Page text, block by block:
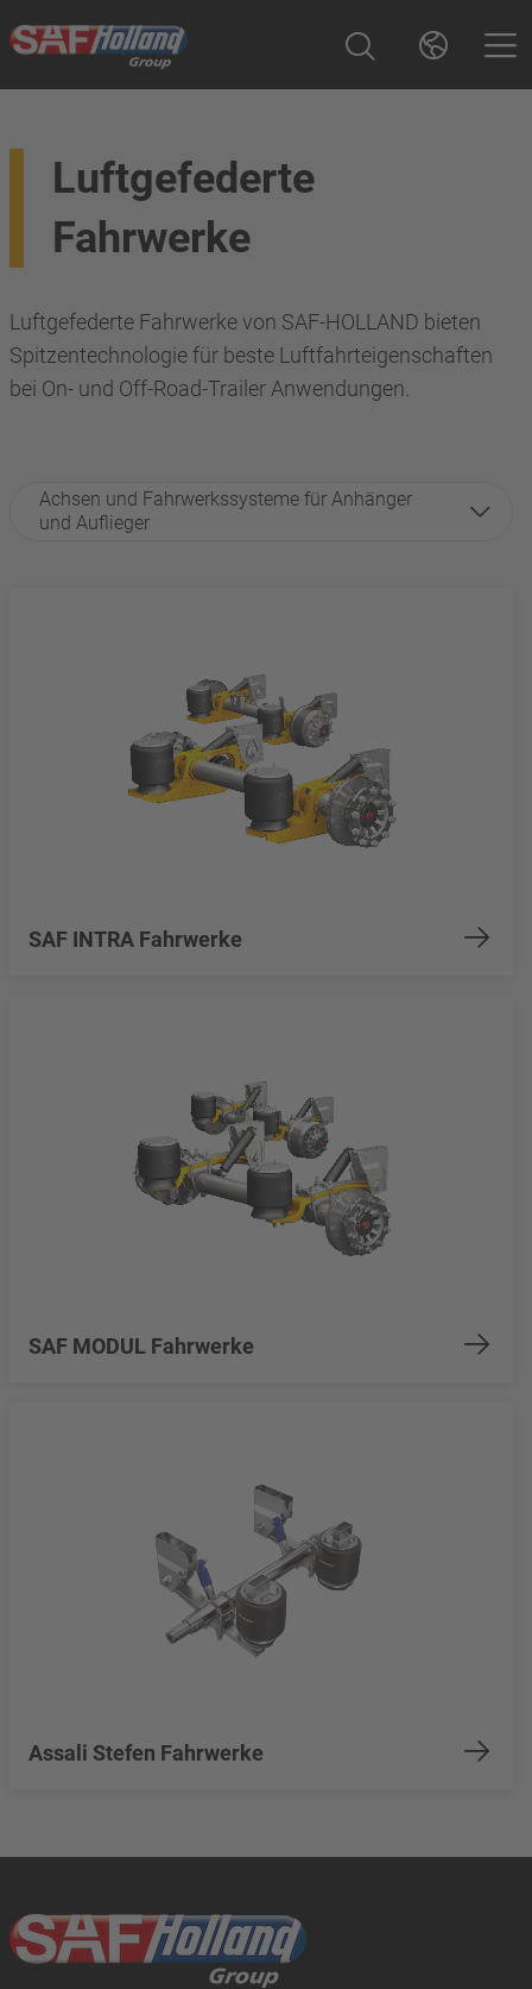
Luftgefederte
Fahrwerke
Luftgefederte Fahrwerke von SAF-HOLLAND bieten
Spitzentechnologie für beste Luftfahrteigenschaften
bei On- und Off-Road-Trailer Anwendungen.
Achsen und Fahrwerkssysteme für Anhänger
und Auflieger
SAF INTRA Fahrwerke
SAF MODUL Fahrwerke
Assali Stefen Fahrwerke